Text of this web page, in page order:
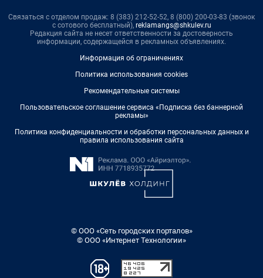
Связаться с отделом продаж: 8 (383) 212-52-52, 8 (800) 200-03-83 (звонок
с сотового бесплатный), reklamangs@shkulev.ru
Редакция сайта не несет ответственности за достоверность
информации, содержащейся в рекламных объявлениях.
Информация об ограничениях
Политика использования cookies
Рекомендательные системы
Пользовательское соглашение сервиса «Подписка без баннерной
рекламы»
Политика конфиденциальности и обработки персональных данных и
правила использования сайта
© ООО «Сеть городских порталов»
© ООО «Интернет Технологии»